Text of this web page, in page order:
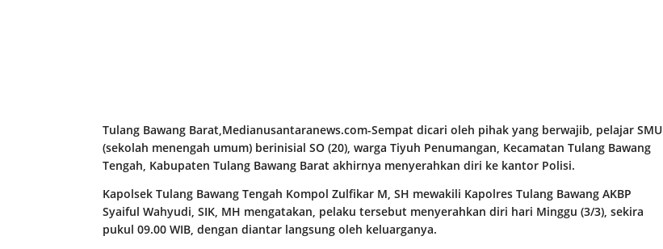
Tulang Bawang Barat,Medianusantaranews.com-Sempat dicari oleh pihak yang berwajib, pelajar SMU
(sekolah menengah umum) berinisial SO (20), warga Tiyuh Penumangan, Kecamatan Tulang Bawang
Tengah, Kabupaten Tulang Bawang Barat akhirnya menyerahkan diri ke kantor Polisi.
Kapolsek Tulang Bawang Tengah Kompol Zulfikar M, SH mewakili Kapolres Tulang Bawang AKBP
Syaiful Wahyudi, SIK, MH mengatakan, pelaku tersebut menyerahkan diri hari Minggu (3/3), sekira
pukul 09.00 WIB, dengan diantar langsung oleh keluarganya.